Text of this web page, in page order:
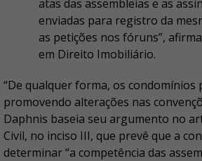
atas das assembleias e as
enviadas para registro da
as petições nos fóruns”,
em Direito Imobiliário.
“De qualquer forma, os condomínios
promovendo alterações nas
Daphnis baseia seu argumento no
Civil, no inciso III, que prevê que a
determinar “a competência das